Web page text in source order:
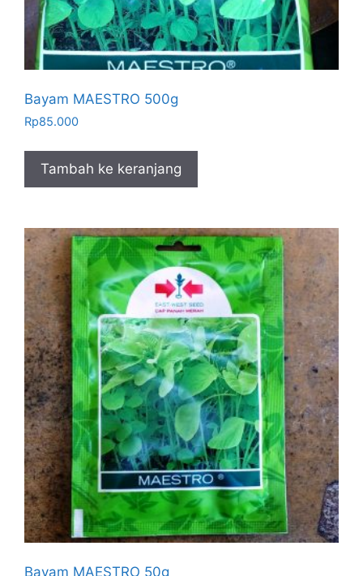
Bayam MAESTRO 500g
Rp85.000
Tambah ke keranjang
Bayam MAESTRO 50g